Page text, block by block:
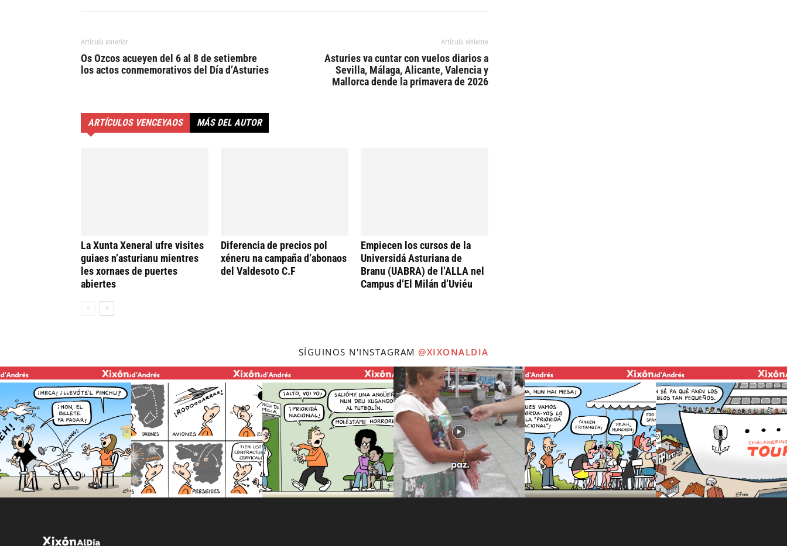
Artículu anterior
Os Ozcos acueyen del 6 al 8 de setiembre
los actos conmemorativos del Día d’Asturies
Artículu viniente
Asturies va cuntar con vuelos diarios a
Sevilla, Málaga, Alicante, Valencia y
Mallorca dende la primavera de 2026
ARTÍCULOS VENCEYAOS MÁS DEL AUTOR
La Xunta Xeneral ufre visites
guiaes n’asturianu mientres
les xornaes de puertes
abiertes
Diferencia de precios pol
xéneru na campaña d’abonaos
del Valdesoto C.F
Empiecen los cursos de la
Universidá Asturiana de
Branu (UABRA) de l’ALLA nel
Campus d’El Milán d’Uviéu
SÍGUINOS N'INSTAGRAM @XIXONALDIA